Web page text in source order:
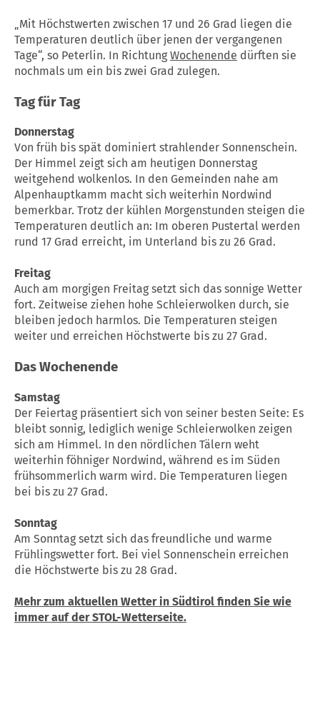
„Mit Höchstwerten zwischen 17 und 26 Grad liegen die
Temperaturen deutlich über jenen der vergangenen
Tage“, so Peterlin. In RichtungWochenende dürften sie
nochmals um ein bis zwei Grad zulegen.
Tag für Tag
Donnerstag
Von früh bis spät dominiert strahlender Sonnenschein.
Der Himmel zeigt sich am heutigen Donnerstag
weitgehend wolkenlos. In den Gemeinden nahe am
Alpenhauptkamm macht sich weiterhin Nordwind
bemerkbar. Trotz der kühlen Morgenstunden steigen die
Temperaturen deutlich an: Im oberen Pustertal werden
rund 17 Grad erreicht, im Unterland bis zu 26 Grad.
Freitag
Auch am morgigen Freitag setzt sich das sonnige Wetter
fort. Zeitweise ziehen hohe Schleierwolken durch, sie
bleiben jedoch harmlos. Die Temperaturen steigen
weiter und erreichen Höchstwerte bis zu 27 Grad.
DasWochenende
Samstag
Der Feiertag präsentiert sich von seiner besten Seite: Es
bleibt sonnig, lediglich wenige Schleierwolken zeigen
sich am Himmel. In den nördlichen Tälern weht
weiterhin föhniger Nordwind, während es im Süden
frühsommerlich warm wird. Die Temperaturen liegen
bei bis zu 27 Grad.
Sonntag
Am Sonntag setzt sich das freundliche und warme
Frühlingswetter fort. Bei viel Sonnenschein erreichen
die Höchstwerte bis zu 28 Grad.
Mehr zum aktuellen Wetter in Südtirol finden Sie wie
immer auf der STOL-Wetterseite.